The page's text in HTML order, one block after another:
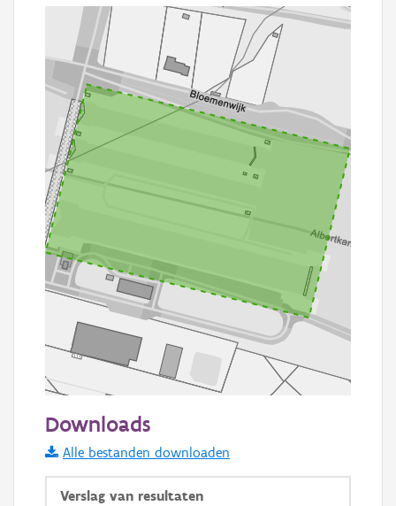
Informatie Vlaanderen
i
Downloads
Alle bestanden downloaden
Verslag van resultaten